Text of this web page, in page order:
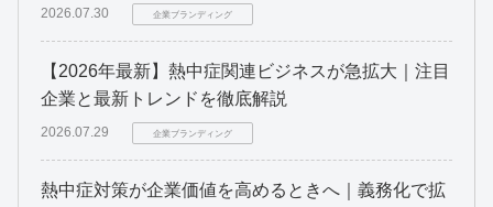
2026.07.30 企業ブランディング
【2026年最新】熱中症関連ビジネスが急拡大｜注目
企業と最新トレンドを徹底解説
2026.07.29 企業ブランディング
熱中症対策が企業価値を高めるときへ｜義務化で拡